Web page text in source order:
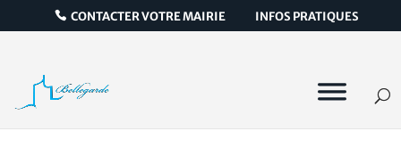
CONTACTER VOTRE MAIRIE INFOS PRATIQUES